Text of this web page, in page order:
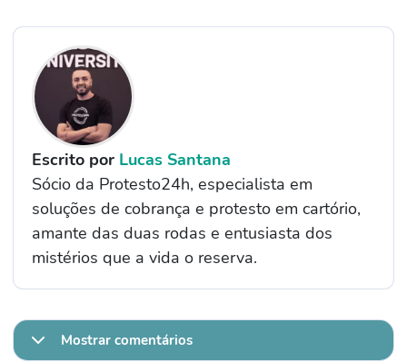
Escrito por Lucas Santana
Sócio da Protesto24h, especialista em
soluções de cobrança e protesto em cartório,
amante das duas rodas e entusiasta dos
mistérios que a vida o reserva.
Mostrar comentários